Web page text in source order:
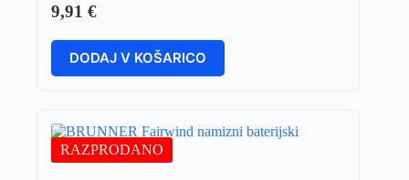
9,91 €
DODAJ V KOŠARICO
RAZPRODANO